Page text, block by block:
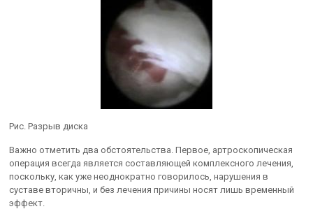
Рис. Разрыв диска
Важно отметить два обстоятельства. Первое, артроскопическая
операция всегда является составляющей комплексного лечения,
поскольку, как уже неоднократно говорилось, нарушения в
суставе вторичны, и без лечения причины носят лишь временный
эффект.